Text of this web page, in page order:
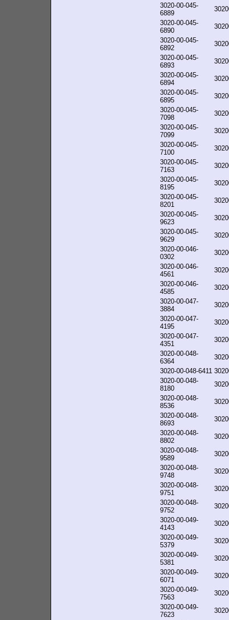
3020-00-045-
6889
3020-00-045-
6890
3020-00-045-
6892
3020-00-045-
6893
3020-00-045-
6894
3020-00-045-
6895
3020-00-045-
7098
3020-00-045-
7099
3020-00-045-
7100
3020-00-045-
7163
3020-00-045-
8195
3020-00-045-
8201
3020-00-045-
9623
3020-00-045-
9629
3020-00-046-
0302
3020-00-046-
4561
3020-00-046-
4585
3020-00-047-
3884
3020-00-047-
4195
3020-00-047-
4351
3020-00-048-
6364
3020-00-048-6411
3020-00-048-
8180
3020-00-048-
8536
3020-00-048-
8693
3020-00-048-
8802
3020-00-048-
9589
3020-00-048-
9748
3020-00-048-
9751
3020-00-048-
9752
3020-00-049-
4143
3020-00-049-
5379
3020-00-049-
5381
3020-00-049-
6071
3020-00-049-
7563
3020-00-049-
7623